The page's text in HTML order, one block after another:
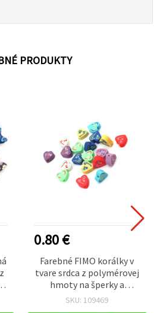
PRODUKTY
0.80 €
Farebné FIMO korálky v
tvare srdca z polymérovej
hmoty na šperky a
dekorácie, 10x5 mm,
SKU: 109469